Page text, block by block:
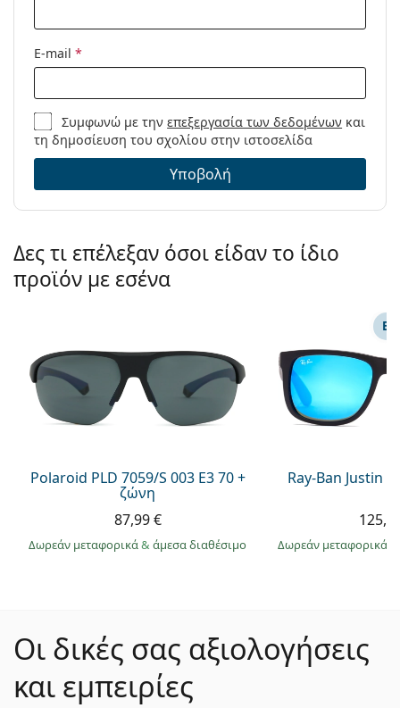
E-mail *
Συμφωνώ με τηνεπεξεργασία των δεδομένων και
τη δημοσίευση του σχολίου στην ιστοσελίδα
Υποβολή
Δες τι επέλεξαν όσοι είδαν το ίδιο
προϊόν με εσένα
Polaroid PLD 7059/S 003 E3 70 +
ζώνη
87,99 €
Δωρεάν μεταφορικά& άμεσα διαθέσιμο
Ray-Ban Justin
Δωρεάν μεταφορικά
Οι δικές σας αξιολογήσεις
και εμπειρίες